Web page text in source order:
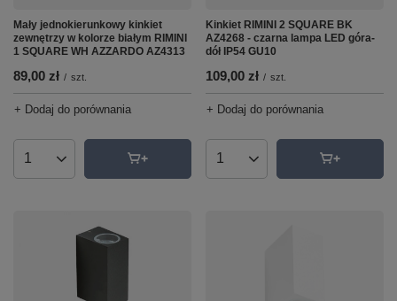
Mały jednokierunkowy kinkiet
zewnętrzy w kolorze białym RIMINI
1 SQUARE WH AZZARDO AZ4313
89,00 zł / szt.
+ Dodaj do porównania
Ilość produktów
Kinkiet RIMINI 2 SQUARE BK
AZ4268 - czarna lampa LED góra-
dół IP54 GU10
109,00 zł / szt.
+ Dodaj do porównania
Ilość produktów